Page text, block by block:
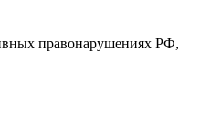
правонарушениях РФ,